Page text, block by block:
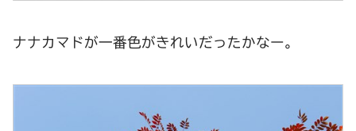
ナナカマドが一番色がきれいだったかなー。